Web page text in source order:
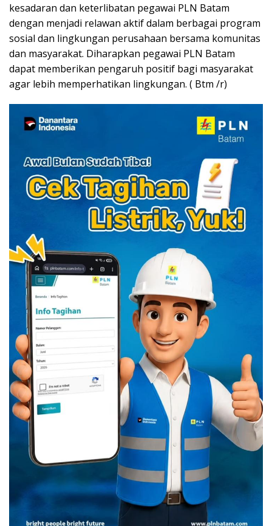
kesadaran dan keterlibatan pegawai PLN Batam
dengan menjadi relawan aktif dalam berbagai program
sosial dan lingkungan perusahaan bersama komunitas
dan masyarakat. Diharapkan pegawai PLN Batam
dapat memberikan pengaruh positif bagi masyarakat
agar lebih memperhatikan lingkungan. ( Btm /r)